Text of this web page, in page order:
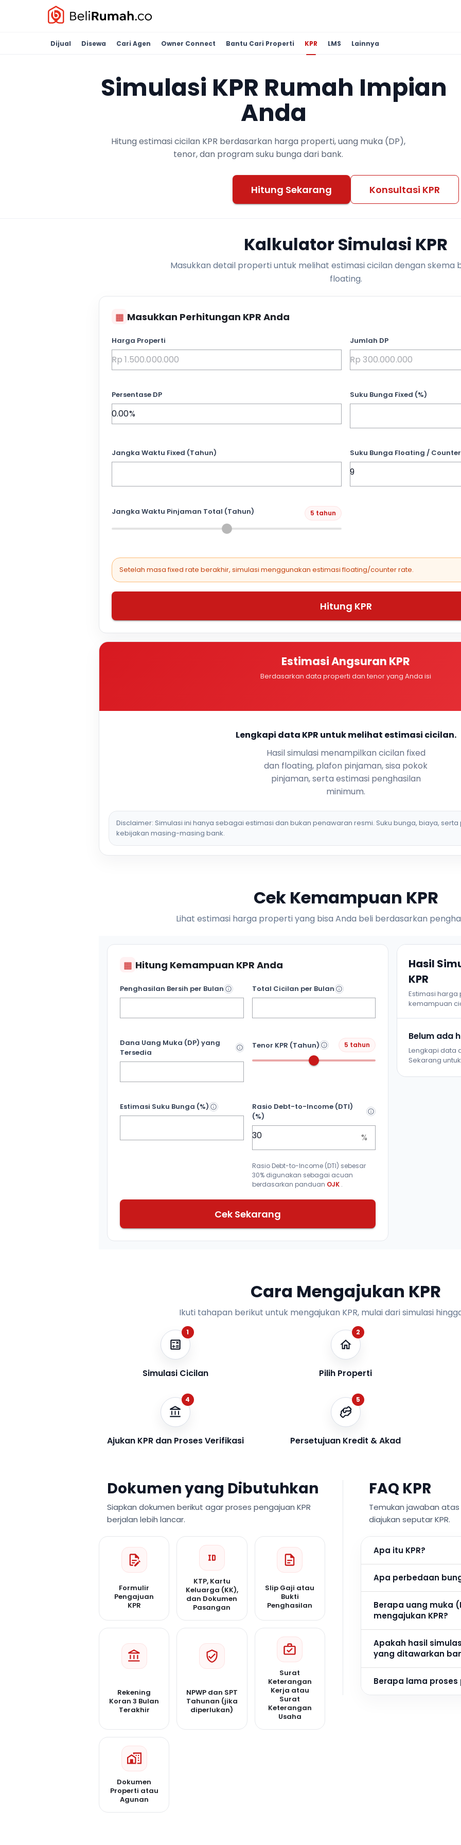
Dijual Disewa Cari Agen Owner Connect Bantu Cari Properti KPR LMS Lainnya
Simulasi KPR Rumah Impian
Anda
Hitung estimasi cicilan KPR berdasarkan harga properti, uang muka (DP),
tenor, dan program suku bunga dari bank.
Hitung Sekarang Konsultasi KPR
Kalkulator Simulasi KPR
Masukkan detail properti untuk melihat estimasi cicilan dengan skema
floating.
▦ Masukkan Perhitungan KPR Anda
Harga Properti Jumlah DP
Persentase DP Suku Bunga Fixed (%)
Jangka Waktu Fixed (Tahun) Suku Bunga Floating /
Jangka Waktu Pinjaman Total (Tahun) 5 tahun
Setelah masa fixed rate berakhir, simulasi menggunakan estimasi floating/counter rate.
Hitung KPR
Estimasi Angsuran KPR
Berdasarkan data properti dan tenor yang Anda isi
Lengkapi data KPR untuk melihat estimasi cicilan.
Hasil simulasi menampilkan cicilan fixed
dan floating, plafon pinjaman, sisa pokok
pinjaman, serta estimasi penghasilan
minimum.
Disclaimer: Simulasi ini hanya sebagai estimasi dan bukan penawaran resmi. Suku bunga, biaya,
kebijakan masing-masing bank.
Cek Kemampuan KPR
Lihat estimasi harga properti yang bisa Anda beli berdasarkan
▦ Hitung Kemampuan KPR Anda
Penghasilan Bersih per Bulan Total Cicilan per Bulan
Dana Uang Muka (DP) yang
Tersedia
Tenor KPR (Tahun) 5 tahun
Estimasi Suku Bunga (%)
Rasio Debt-to-Income (DTI)
(%)
%
Rasio Debt-to-Income (DTI) sebesar
30% digunakan sebagai acuan
berdasarkan panduan OJK .
Cek Sekarang
Hasil
KPR
Estimasi
kemampuan
Belum ada
Lengkapi data
Sekarang
Cara Mengajukan KPR
Ikuti tahapan berikut untuk mengajukan KPR, mulai dari simulasi
1
Simulasi Cicilan
2
Pilih Properti
4
Ajukan KPR dan Proses Verifikasi
5
Persetujuan Kredit & Akad
Dokumen yang Dibutuhkan
Siapkan dokumen berikut agar proses pengajuan KPR
berjalan lebih lancar.
Formulir
Pengajuan
KPR
KTP, Kartu
Keluarga (KK),
dan Dokumen
Pasangan
Slip Gaji atau
Bukti
Penghasilan
Rekening
Koran 3 Bulan
Terakhir
NPWP dan SPT
Tahunan (jika
diperlukan)
Surat
Keterangan
Kerja atau
Surat
Keterangan
Usaha
Dokumen
Properti atau
Agunan
FAQ KPR
Temukan jawaban
diajukan seputar KPR.
Apa itu KPR?
Apa perbedaan
Berapa uang muka
mengajukan KPR?
Apakah hasil
yang ditawarkan
Berapa lama proses